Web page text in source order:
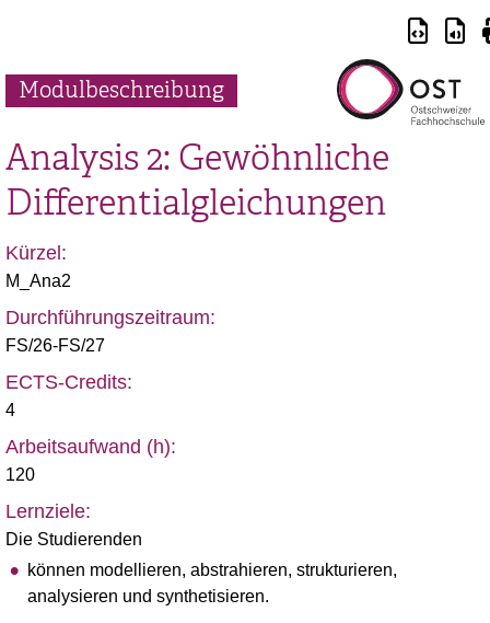
Modulbeschreibung
Analysis 2: Gewöhnliche
Differentialgleichungen
Kürzel:
M_Ana2
Durchführungszeitraum:
FS/26-FS/27
ECTS-Credits:
4
Arbeitsaufwand (h):
120
Lernziele:
Die Studierenden
können modellieren, abstrahieren, strukturieren,
analysieren und synthetisieren.